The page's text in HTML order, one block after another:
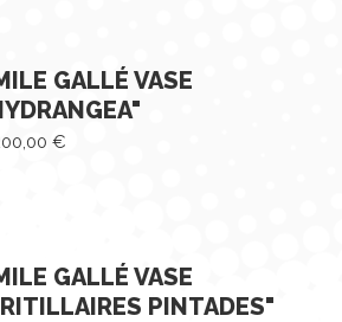
GALLÉ VASE
€
GALLÉ VASE
PINTADES"